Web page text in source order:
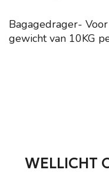
Bagagedrager-
gewicht van 10KG
WELLICHT